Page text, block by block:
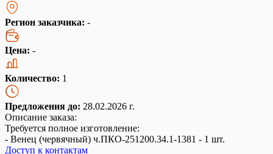
Регион заказчика: -
Цена: -
Количество: 1
Предложения до: 28.02.2026 г.
Описание заказа:
Требуется полное изготовление:
- Венец (червячный) ч.ПКО-251200.34.1-1381 - 1 шт.
Доступ к контактам